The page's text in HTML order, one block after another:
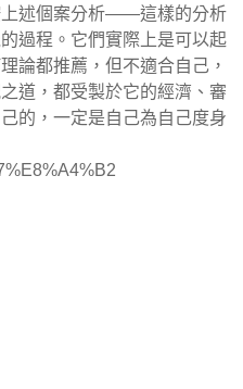
上述個案分析——這樣的分析
過程。它們實際上是可以起
論都推薦，但不適合自己，
道，都受製於它的經濟、審
的，一定是自己為自己度身